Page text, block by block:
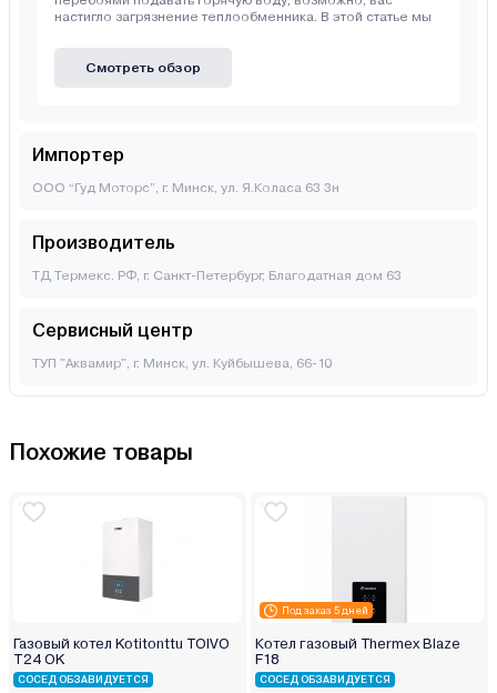
настигло загрязнение теплообменника. В этой статье мы
Смотреть обзор
Импортер
ООО “Гуд Моторс”, г. Минск, ул. Я.Коласа 63 3н
Производитель
ТД Термекс. РФ, г. Санкт-Петербург, Благодатная дом 63
Сервисный центр
ТУП "Аквамир", г. Минск, ул. Куйбышева, 66-10
Похожие товары
Газовый котел Kotitonttu TOIVO
T24 OK
СОСЕД ОБЗАВИДУЕТСЯ
Под заказ 5 дней
Котел газовый Thermex Blaze
F18
СОСЕД ОБЗАВИДУЕТСЯ